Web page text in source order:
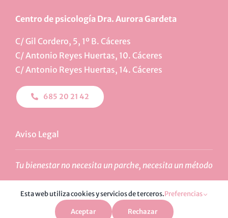
Centro de psicología Dra. Aurora Gardeta
C/ Gil Cordero, 5, 1º B. Cáceres
C/ Antonio Reyes Huertas, 10. Cáceres
C/ Antonio Reyes Huertas, 14. Cáceres
685 20 21 42
Aviso Legal
Tu bienestar no necesita un parche, necesita un método
Esta web utiliza cookies y servicios de terceros.Preferencias
Aceptar Rechazar